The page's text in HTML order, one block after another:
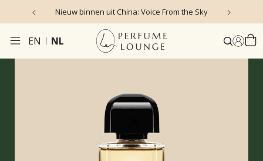
From the Sky 4.9/5 ★ ★ ★ ★ ★ (635 reviews)
EN NL